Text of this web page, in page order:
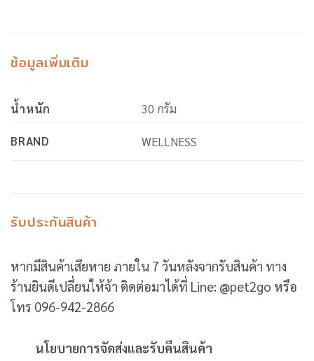
ข้อมูลเพิ่มเติม
น้ำหนัก 30 กรัม
BRAND WELLNESS
รับประกันสินค้า
หากมีสินค้าเสียหาย ภายใน 7 วันหลังจากรับสินค้า ทาง
ร้านยินดีเปลี่ยนให้จ้า ติดต่อมาได้ที่ Line: @pet2go หรือ
โทร 096-942-2866
นโยบายการจัดส่งและรับคืนสินค้า